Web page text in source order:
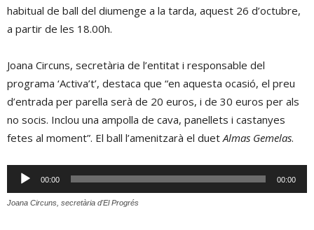
habitual de ball del diumenge a la tarda, aquest 26 d’octubre,
a partir de les 18.00h.
Joana Circuns, secretària de l’entitat i responsable del
programa ‘Activa’t’, destaca que “en aquesta ocasió, el preu
d’entrada per parella serà de 20 euros, i de 30 euros per als
no socis. Inclou una ampolla de cava, panellets i castanyes
fetes al moment”. El ball l’amenitzarà el duet Almas Gemelas.
Reproductor
d'àudio
00:00 00:00
Joana Circuns, secretària d'El Progrés